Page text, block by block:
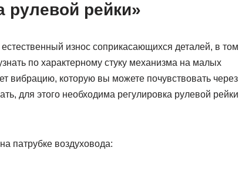
рулевой рейки»
износ соприкасающихся деталей, в том
по характерному стуку механизма на малых
вибрацию, которую вы можете почувствовать через
для этого необходима регулировка рулевой рейки
патрубке воздуховода: